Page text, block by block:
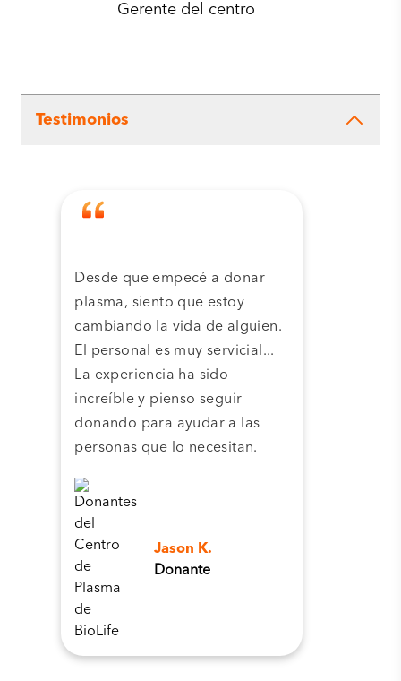
Gerente del centro
Testimonios
Desde que empecé a donar
plasma, siento que estoy
cambiando la vida de alguien.
El personal es muy servicial...
La experiencia ha sido
increíble y pienso seguir
donando para ayudar a las
personas que lo necesitan.
Jason K.
Donante